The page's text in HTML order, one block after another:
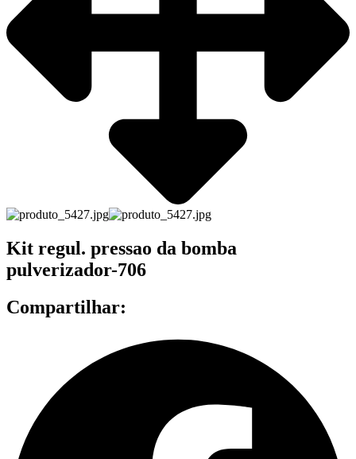
Kit regul. pressao da bomba
pulverizador-706
Compartilhar: